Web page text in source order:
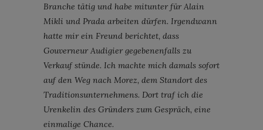
Branche tätig und habe mitunter für Alain
Mikli und Prada arbeiten dürfen. Irgendwann
hatte mir ein Freund berichtet, dass
Gouverneur Audigier gegebenenfalls zu
Verkauf stünde. Ich machte mich damals sofort
auf den Weg nach Morez, dem Standort des
Traditionsunternehmens. Dort traf ich die
Urenkelin des Gründers zum Gespräch, eine
einmalige Chance.